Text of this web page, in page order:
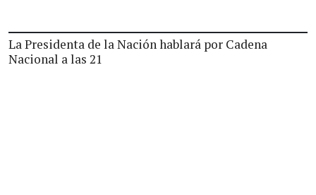
La Presidenta de la Nación hablará por Cadena
Nacional a las 21